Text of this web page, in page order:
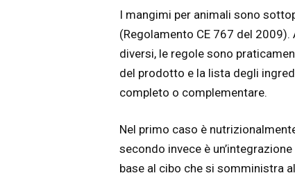
I mangimi per animali sono
(Regolamento CE 767 del
diversi, le regole sono
del prodotto e la lista degli
completo o complementare.
Nel primo caso è
secondo invece è
base al cibo che si somministra